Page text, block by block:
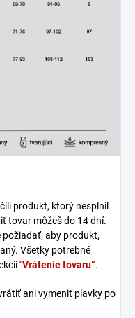
produkt, ktorý nesplnil
tovar môžeš do 14 dní.
požiadať, aby produkt,
Všetky potrebné
"Vrátenie tovaru”.
ani vymeniť plavky po